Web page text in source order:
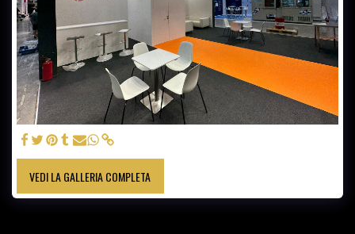
VEDI LA GALLERIA COMPLETA